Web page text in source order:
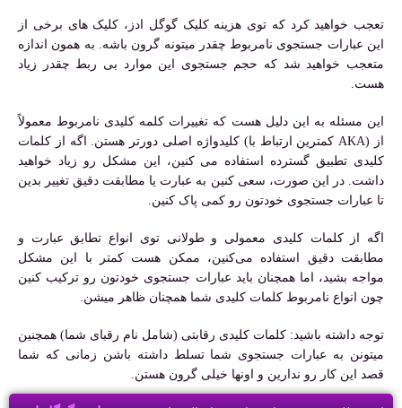
تعجب خواهید کرد که توی هزینه کلیک گوگل ادز، کلیک های برخی از
این عبارات جستجوی نامربوط چقدر میتونه گرون باشه. به همون اندازه
متعجب خواهید شد که حجم جستجوی این موارد بی ربط چقدر زیاد
هست.
این مسئله به این دلیل هست که تغییرات کلمه کلیدی نامربوط معمولاً
از (AKA کمترین ارتباط با) کلیدواژه اصلی دورتر هستن. اگه از کلمات
کلیدی تطبیق گسترده استفاده می کنین، این مشکل رو زیاد خواهید
داشت. در این صورت، سعی کنین به عبارت یا مطابقت دقیق تغییر بدین
تا عبارات جستجوی خودتون رو کمی پاک کنین.
اگه از کلمات کلیدی معمولی و طولانی توی انواع تطابق عبارت و
مطابقت دقیق استفاده می‌کنین، ممکن هست کمتر با این مشکل
مواجه بشید، اما همچنان باید عبارات جستجوی خودتون رو ترکیب کنین
چون انواع نامربوط کلمات کلیدی شما همچنان ظاهر میشن.
توجه داشته باشید: کلمات کلیدی رقابتی (شامل نام رقبای شما) همچنین
میتونن به عبارات جستجوی شما تسلط داشته باشن زمانی که شما
قصد این کار رو ندارین و اونها خیلی گرون هستن.